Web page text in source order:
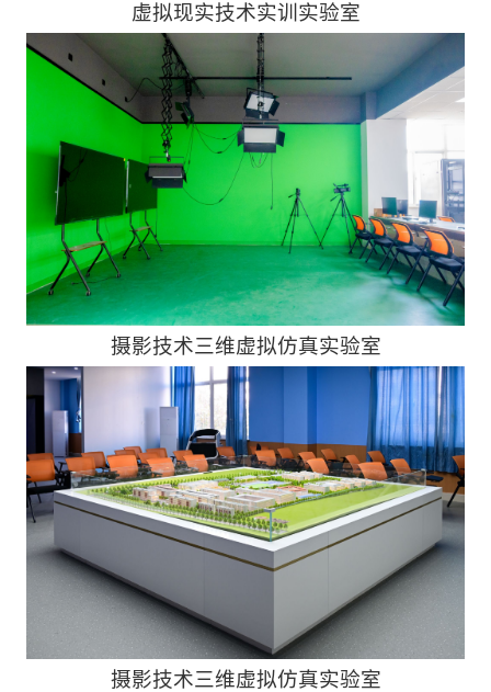
虚拟现实技术实训实验室
摄影技术三维虚拟仿真实验室
摄影技术三维虚拟仿真实验室